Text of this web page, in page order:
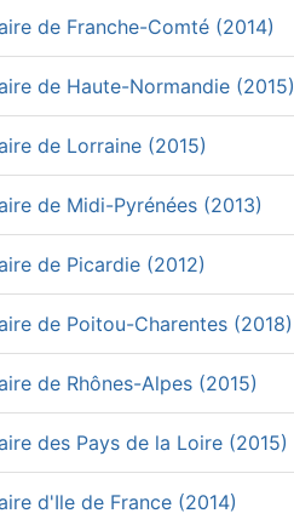
de Franche-Comté (2014)
de Haute-Normandie (2015)
de Lorraine (2015)
de Midi-Pyrénées (2013)
de Picardie (2012)
de Poitou-Charentes (2018)
de Rhônes-Alpes (2015)
des Pays de la Loire (2015)
d'Ile de France (2014)